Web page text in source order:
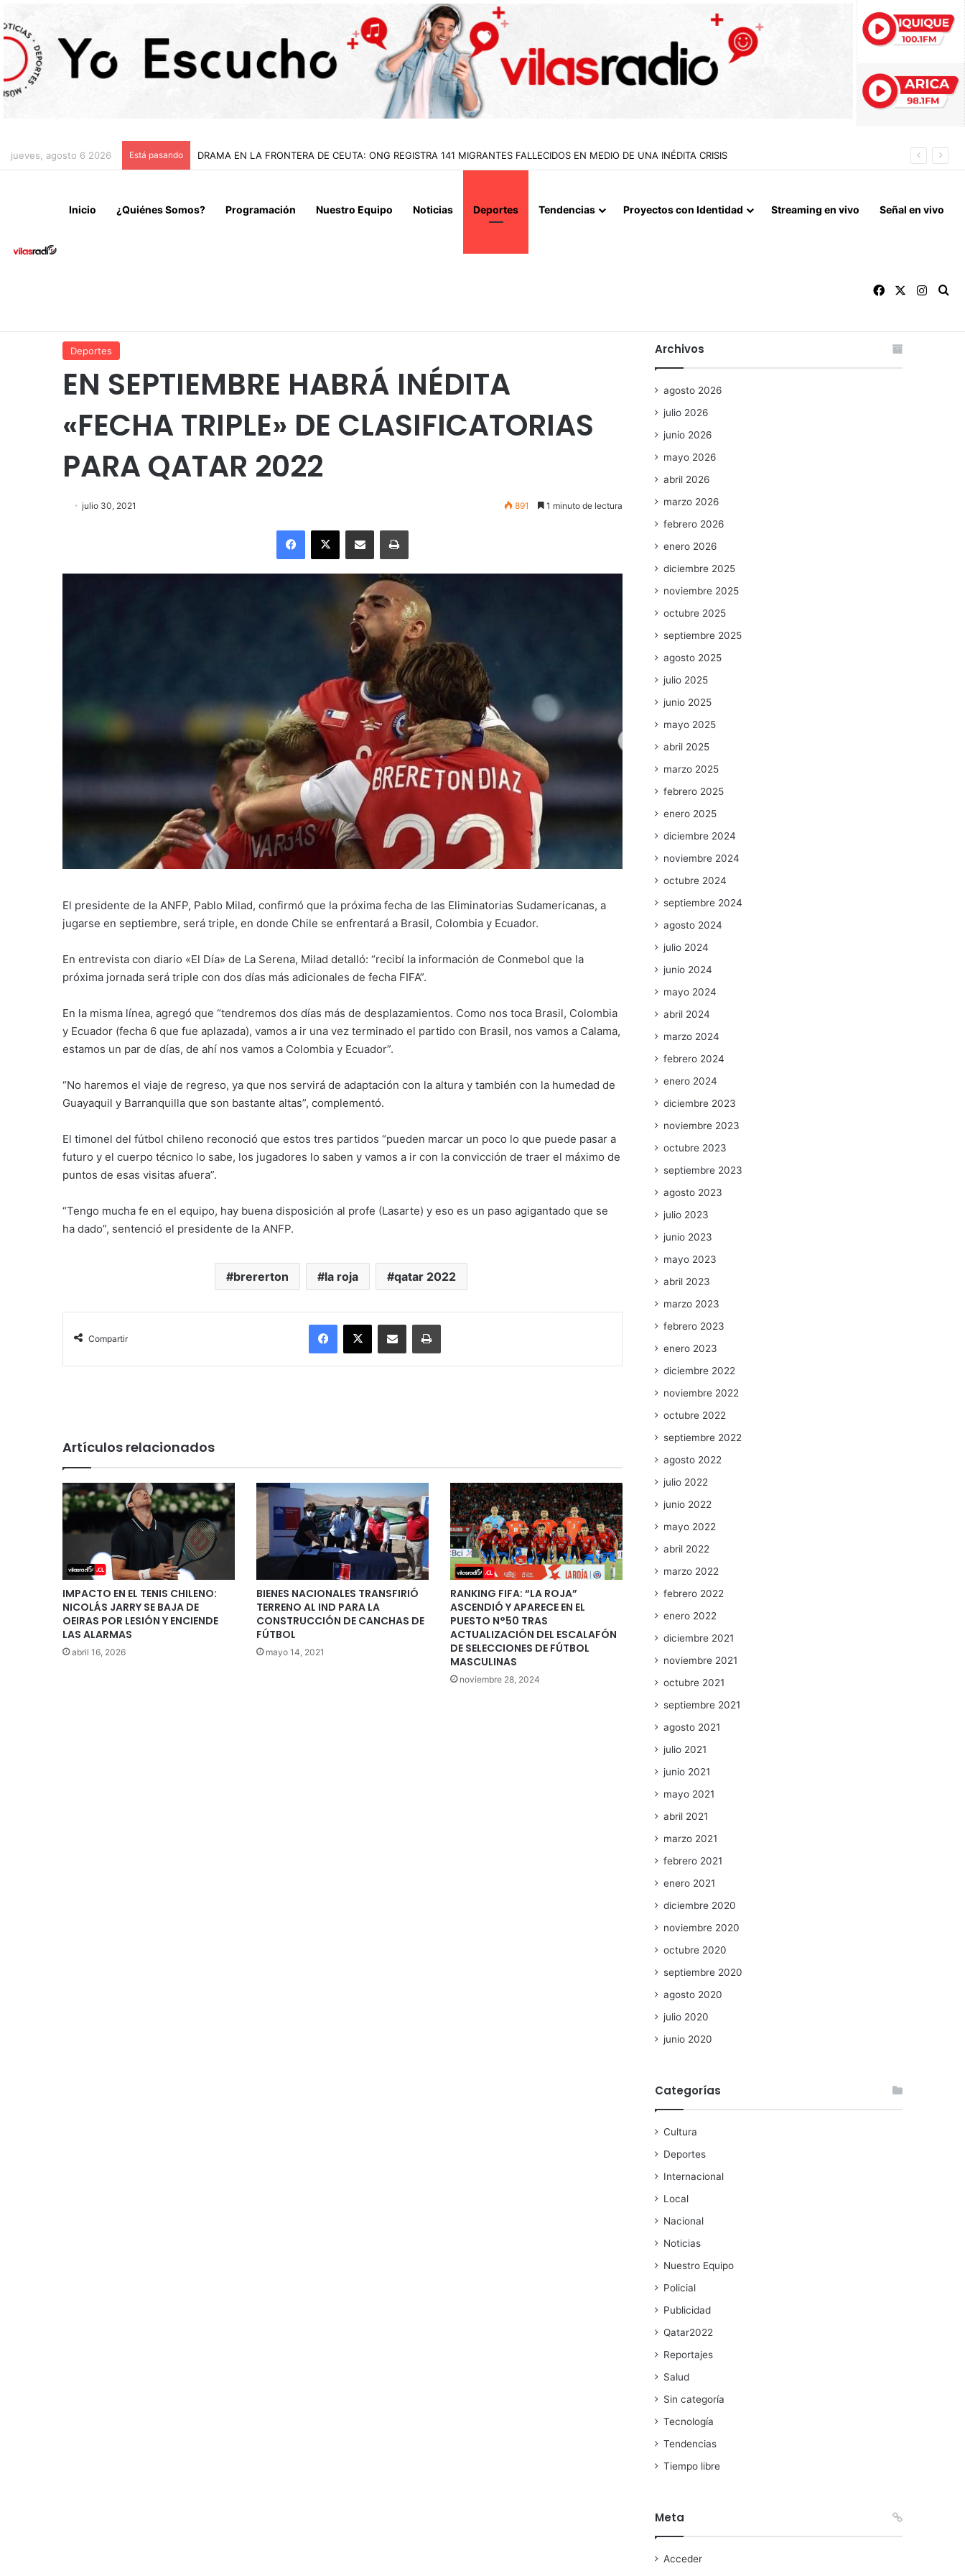
jueves, agosto 6 2026 Está pasando PDI Y FISCALÍA DE ARICA LOGRAN INCAUTAR 28 KILOS DE MARIHUANA OCULTOS EN UN CAMIÓN DE ALTO TONELAJE EN CHUNGARÁ
Inicio ¿Quiénes Somos? Programación Nuestro Equipo Noticias Deportes Tendencias Proyectos con Identidad Streaming en vivo Señal en vivo
Facebook
Deportes
EN SEPTIEMBRE HABRÁ INÉDITA
«FECHA TRIPLE» DE CLASIFICATORIAS
PARA QATAR 2022
julio 30, 2021 891 1 minuto de lectura
Facebook
X Enviar vía email Imprimir
El presidente de la ANFP, Pablo Milad, confirmó que la próxima fecha de las Eliminatorias Sudamericanas, a
jugarse en septiembre, será triple, en donde Chile se enfrentará a Brasil, Colombia y Ecuador.
En entrevista con diario «El Día» de La Serena, Milad detalló: “recibí la información de Conmebol que la
próxima jornada será triple con dos días más adicionales de fecha FIFA”.
En la misma línea, agregó que “tendremos dos días más de desplazamientos. Como nos toca Brasil, Colombia
y Ecuador (fecha 6 que fue aplazada), vamos a ir una vez terminado el partido con Brasil, nos vamos a Calama,
estamos un par de días, de ahí nos vamos a Colombia y Ecuador”.
“No haremos el viaje de regreso, ya que nos servirá de adaptación con la altura y también con la humedad de
Guayaquil y Barranquilla que son bastante altas”, complementó.
El timonel del fútbol chileno reconoció que estos tres partidos “pueden marcar un poco lo que puede pasar a
futuro y el cuerpo técnico lo sabe, los jugadores lo saben y vamos a ir con la convicción de traer el máximo de
puntos de esas visitas afuera”.
“Tengo mucha fe en el equipo, hay buena disposición al profe (Lasarte) y eso es un paso agigantado que se
ha dado”, sentenció el presidente de la ANFP.
brererton la roja qatar 2022
Compartir
Facebook
X Enviar vía email Imprimir
Artículos relacionados
IMPACTO EN EL TENIS CHILENO:
NICOLÁS JARRY SE BAJA DE
OEIRAS POR LESIÓN Y ENCIENDE
LAS ALARMAS
abril 16, 2026
BIENES NACIONALES TRANSFIRIÓ
TERRENO AL IND PARA LA
CONSTRUCCIÓN DE CANCHAS DE
FÚTBOL
mayo 14, 2021
RANKING FIFA: “LA ROJA”
ASCENDIÓ Y APARECE EN EL
PUESTO N°50 TRAS
ACTUALIZACIÓN DEL ESCALAFÓN
DE SELECCIONES DE FÚTBOL
MASCULINAS
noviembre 28, 2024
Archivos
agosto 2026
julio 2026
junio 2026
mayo 2026
abril 2026
marzo 2026
febrero 2026
enero 2026
diciembre 2025
noviembre 2025
octubre 2025
septiembre 2025
agosto 2025
julio 2025
junio 2025
mayo 2025
abril 2025
marzo 2025
febrero 2025
enero 2025
diciembre 2024
noviembre 2024
octubre 2024
septiembre 2024
agosto 2024
julio 2024
junio 2024
mayo 2024
abril 2024
marzo 2024
febrero 2024
enero 2024
diciembre 2023
noviembre 2023
octubre 2023
septiembre 2023
agosto 2023
julio 2023
junio 2023
mayo 2023
abril 2023
marzo 2023
febrero 2023
enero 2023
diciembre 2022
noviembre 2022
octubre 2022
septiembre 2022
agosto 2022
julio 2022
junio 2022
mayo 2022
abril 2022
marzo 2022
febrero 2022
enero 2022
diciembre 2021
noviembre 2021
octubre 2021
septiembre 2021
agosto 2021
julio 2021
junio 2021
mayo 2021
abril 2021
marzo 2021
febrero 2021
enero 2021
diciembre 2020
noviembre 2020
octubre 2020
septiembre 2020
agosto 2020
julio 2020
junio 2020
Categorías
Cultura
Deportes
Internacional
Local
Nacional
Noticias
Nuestro Equipo
Policial
Publicidad
Qatar2022
Reportajes
Salud
Sin categoría
Tecnología
Tendencias
Tiempo libre
Meta
Acceder